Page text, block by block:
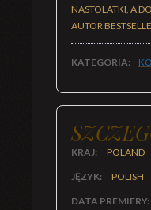
NASTOLATKI, A
AUTOR
KATEGORIA:
KRAJ: POLAND
JĘZYK: POLISH
DATA PREMIERY: